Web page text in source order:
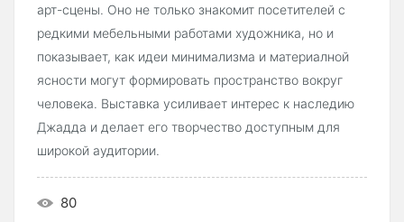
арт-сцены. Оно не только знакомит посетителей с
редкими мебельными работами художника, но и
показывает, как идеи минимализма и материалной
ясности могут формировать пространство вокруг
человека. Выставка усиливает интерес к наследию
Джадда и делает его творчество доступным для
широкой аудитории.
80